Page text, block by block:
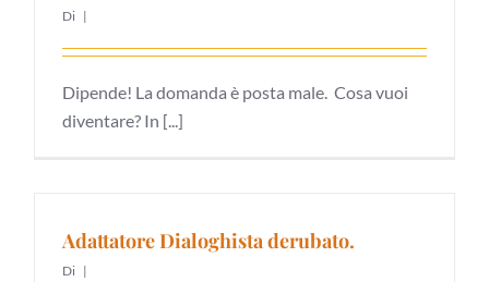
Di |
Dipende! La domanda è posta male. Cosa vuoi
diventare? In [...]
Adattatore Dialoghista derubato.
Di |